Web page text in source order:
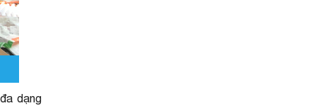
dạng